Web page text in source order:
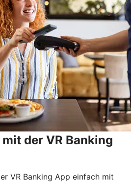
der VR Banking
VR Banking App einfach mit